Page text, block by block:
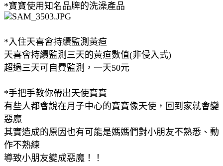
*寶寶使用知名品牌的洗澡產品
*入住天喜會持續監測黃疸
天喜會持續監測三天的黃疸數值(非侵入式)
超過三天可自費監測，一天50元
*手把手教你帶出天使寶寶
有些人都會說在月子中心的寶寶像天使，回到家就會變
惡魔
其實造成的原因也有可能是媽媽們對小朋友不熟悉、動
作不熟練
導致小朋友變成惡魔！！